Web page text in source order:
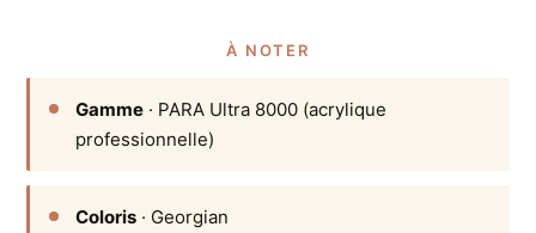
À NOTER
Gamme · PARA Ultra 8000 (acrylique
professionnelle)
Coloris · Georgian